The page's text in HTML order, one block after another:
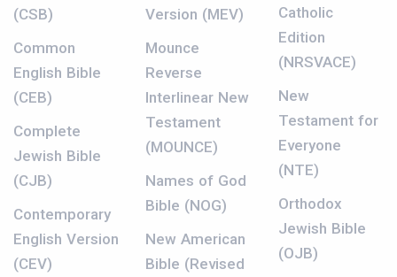
(CSB)
Common
English Bible
(CEB)
Complete
Jewish Bible
(CJB)
Contemporary
English Version
(CEV)
Version (MEV)
Mounce
Reverse
Interlinear New
Testament
(MOUNCE)
Names of God
Bible (NOG)
New American
Bible (Revised
Catholic
Edition
(NRSVACE)
New
Testament for
Everyone
(NTE)
Orthodox
Jewish Bible
(OJB)